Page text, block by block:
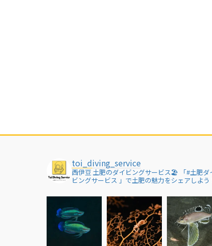
toi_diving_service
西伊豆 土肥のダイビングサービス🏖
「#土肥ダ
ビングサービス 」で土肥の魅力をシェアしよう